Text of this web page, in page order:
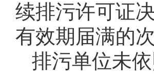
续排污许可证
有效期届满的
排污单位未